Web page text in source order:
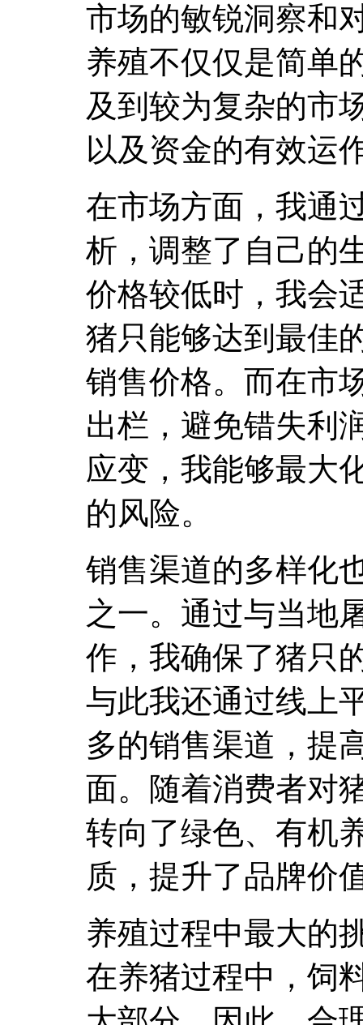
市场的敏锐洞察和
养殖不仅仅是简单
及到较为复杂的市
以及资金的有效运
在市场方面，我通
析，调整了自己的
价格较低时，我会
猪只能够达到最佳
销售价格。而在市
出栏，避免错失利
应变，我能够最大
的风险。
销售渠道的多样化
之一。通过与当地
作，我确保了猪只
与此我还通过线上
多的销售渠道，提
面。随着消费者对
转向了绿色、有机
质，提升了品牌价
养殖过程中最大的
在养猪过程中，饲